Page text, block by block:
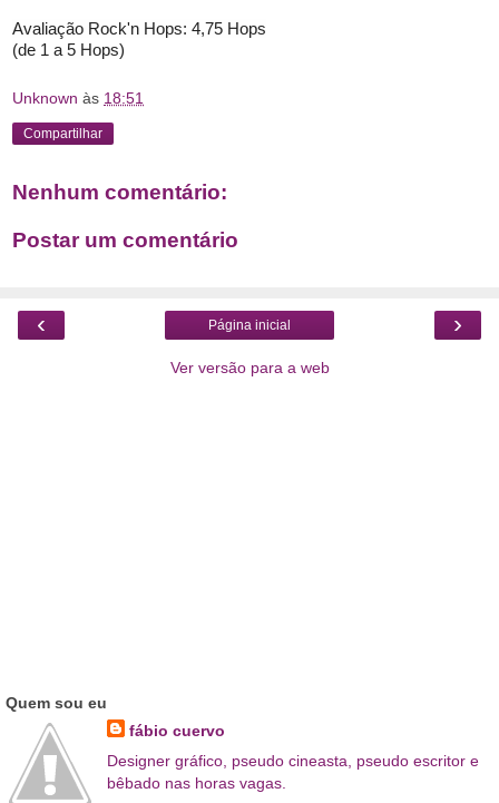
Avaliação Rock'n Hops: 4,75 Hops
(de 1 a 5 Hops)
Unknown às 18:51
Compartilhar
Nenhum comentário:
Postar um comentário
‹ ›
Página inicial
Ver versão para a web
Quem sou eu
fábio cuervo
Designer gráfico, pseudo cineasta, pseudo escritor e
bêbado nas horas vagas.